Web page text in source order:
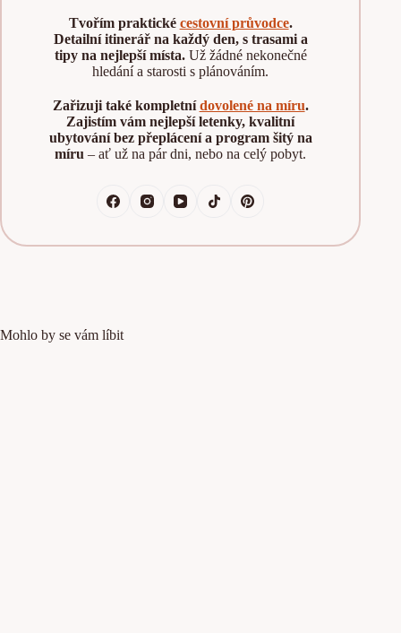
Tvořím praktické cestovní průvodce.
Detailní itinerář na každý den, s trasami a
tipy na nejlepší místa.Už žádné nekonečné
hledání a starosti s plánováním.
Zařizuji také kompletnídovolené na míru.
Zajistím vám nejlepší letenky, kvalitní
ubytování bez přeplácení a program šitý na
míru – ať už na pár dni, nebo na celý pobyt.
Mohlo by se vám líbit